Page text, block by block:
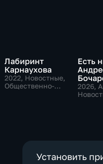
Лабиринт
Карнаухова
2022, Новостные,
Общественно-
Есть
2026,
Установить